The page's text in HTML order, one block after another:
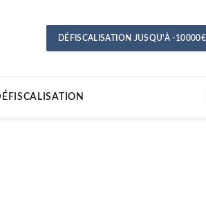
DÉFISCALISATION JUSQU'À -10000€